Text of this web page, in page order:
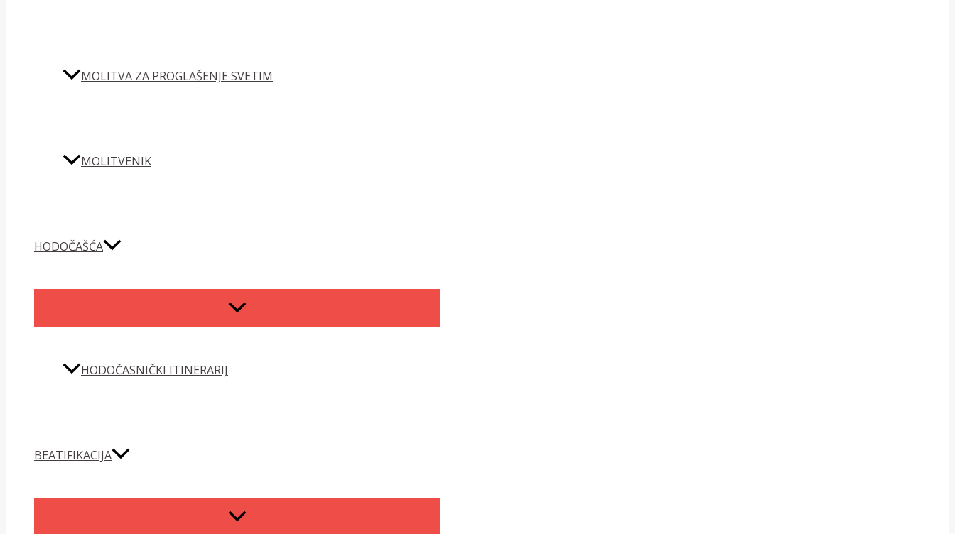
MOLITVA ZA PROGLAŠENJE SVETIM
MOLITVENIK
HODOČAŠĆA
MENU
TOGGLE
HODOČASNIČKI ITINERARIJ
BEATIFIKACIJA
MENU
TOGGLE